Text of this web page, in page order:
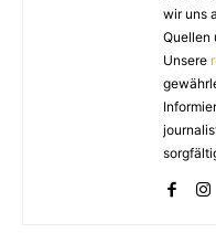
wir uns
Quellen
Unsere